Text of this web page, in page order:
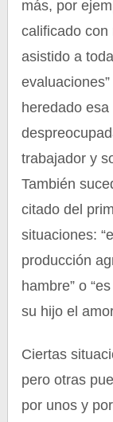
más, por
calificado con
asistido a
heredado
trabajador y
También
citado del
situaciones:
producción
hambre” o
su hijo el
Ciertas
pero otras
por unos y